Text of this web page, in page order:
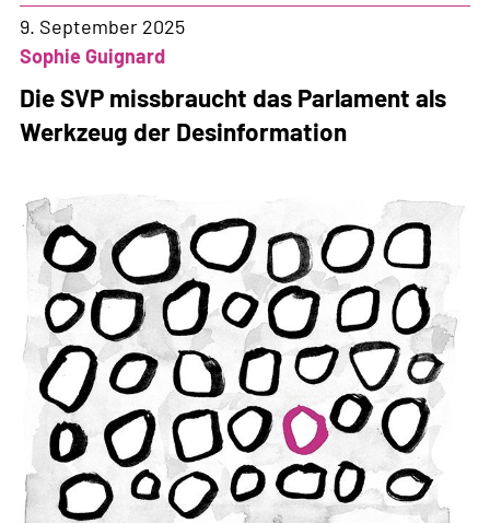
Gewalt
in
den
Bundesasylzentren
9. September 2025
Sophie Guignard
Die SVP missbraucht das Parlament als
Werkzeug der Desinformation